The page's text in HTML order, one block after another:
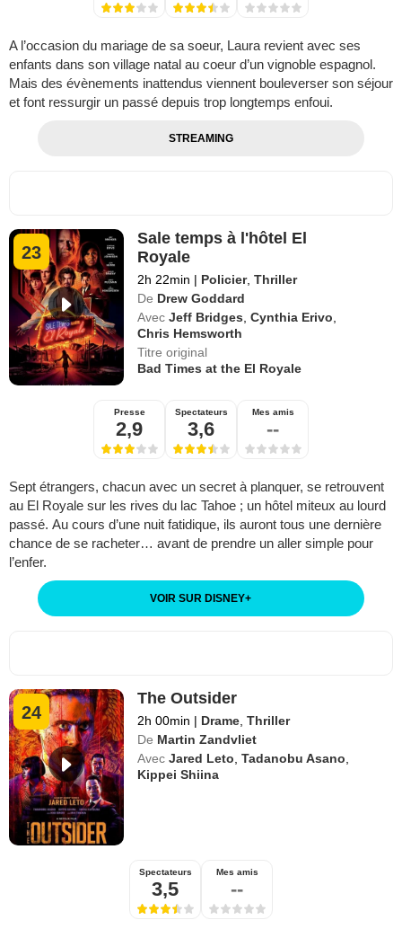
A l’occasion du mariage de sa soeur, Laura revient avec ses
enfants dans son village natal au coeur d’un vignoble espagnol.
Mais des évènements inattendus viennent bouleverser son séjour
et font ressurgir un passé depuis trop longtemps enfoui.
STREAMING
23
Sale temps à l'hôtel El
Royale
2h 22min | Policier,Thriller
De Drew Goddard
Avec Jeff Bridges ,Cynthia Erivo
Chris Hemsworth
Titre original
Bad Times at the El Royale
Presse
2,9
Spectateurs
3,6
Mes amis
--
Sept étrangers, chacun avec un secret à planquer, se retrouvent
au El Royale sur les rives du lac Tahoe ; un hôtel miteux au lourd
passé. Au cours d’une nuit fatidique, ils auront tous une dernière
chance de se racheter… avant de prendre un aller simple pour
l’enfer.
VOIR SUR DISNEY+
24
The Outsider
2h 00min | Drame ,Thriller
De Martin Zandvliet
Avec Jared Leto ,Tadanobu Asano
Kippei Shiina
Spectateurs
3,5
Mes amis
--